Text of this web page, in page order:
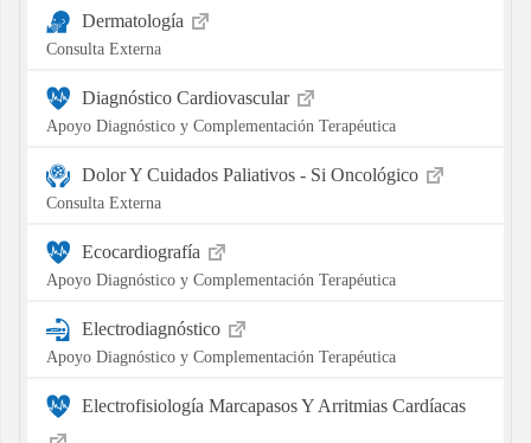
Dermatología
Consulta Externa
Diagnóstico Cardiovascular
Apoyo Diagnóstico y Complementación Terapéutica
Dolor Y Cuidados Paliativos - Si Oncológico
Consulta Externa
Ecocardiografía
Apoyo Diagnóstico y Complementación Terapéutica
Electrodiagnóstico
Apoyo Diagnóstico y Complementación Terapéutica
Electrofisiología Marcapasos Y Arritmias Cardíacas